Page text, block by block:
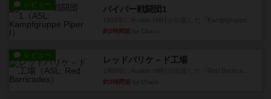
レビュー パイパー戦闘団1
約3時間前
レビュー レッドバリケ－ド工場
約3時間前